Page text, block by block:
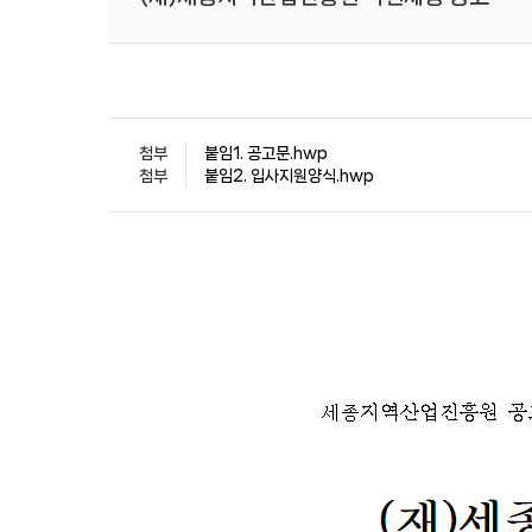
첨부
붙임1. 공고문.hwp
첨부
붙임2. 입사지원양식.hwp